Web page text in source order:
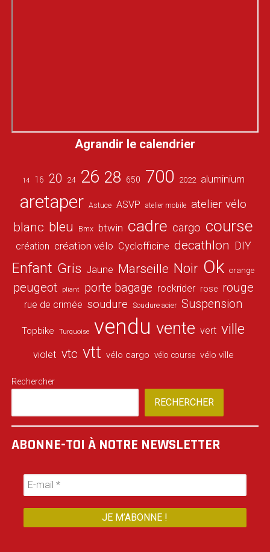
Agrandir le calendrier
14 16 20 24 26 28 650 700 2022 aluminium
aretaper Astuce ASVP atelier mobile atelier vélo
blanc bleu Bmx btwin cadre cargo course
création création vélo Cyclofficine decathlon DIY
Enfant Gris Jaune Marseille Noir Ok orange
peugeot pliant porte bagage rockrider rose rouge
rue de crimée soudure Soudure acier Suspension
Topbike Turquoise vendu vente vert ville
violet vtc vtt vélo cargo vélo course vélo ville
Rechercher
RECHERCHER
ABONNE-TOI À NOTRE NEWSLETTER